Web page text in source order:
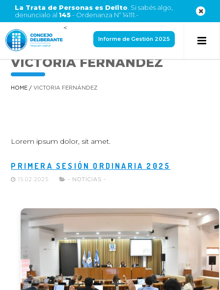
La Trata de Personas es Delito . Si sabés algo,
denuncialo al 145- Ordenanza Nº 14111.-
<
Informe de Gestión 2025
VICTORIA FERNÁNDEZ
HOME /VICTORIA FERNÁNDEZ
Lorem ipsum dolor, sit amet.
PRIMERA SESIÓN ORDINARIA 2025
15.02.2025 - NOTICIAS -